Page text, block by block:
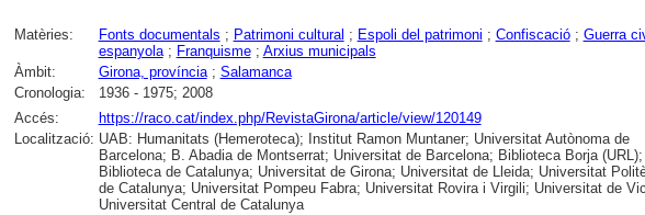
Matèries: Fonts documentals ; Patrimoni cultural ; Espoli del patrimoni ; Confiscació; Guerra
espanyola; Franquisme; Arxius municipals
Àmbit:
Girona, província; Salamanca
Cronologia:
1936 - 1975; 2008
Accés:
https://raco.cat/index.php/RevistaGirona/article/view/120149
Localització: UAB: Humanitats (Hemeroteca); Institut Ramon Muntaner; Universitat Autònoma de
Barcelona; B. Abadia de Montserrat; Universitat de Barcelona; Biblioteca Borja (URL);
Biblioteca de Catalunya; Universitat de Girona; Universitat de Lleida; Universitat
de Catalunya; Universitat Pompeu Fabra; Universitat Rovira i Virgili; Universitat de
Universitat Central de Catalunya